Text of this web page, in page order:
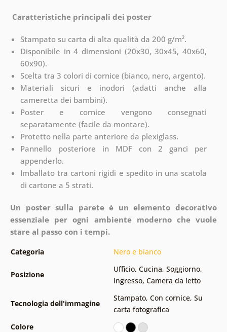
Caratteristiche principali dei poster
Stampato su carta di alta qualità da 200 g/m².
Disponibile in 4 dimensioni (20x30, 30x45, 40x60,
60x90).
Scelta tra 3 colori di cornice (bianco, nero, argento).
Materiali sicuri e inodori (adatti anche alla
cameretta dei bambini).
Poster e cornice vengono consegnati
separatamente (facile da montare).
Protetto nella parte anteriore da plexiglass.
Pannello posteriore in MDF con 2 ganci per
appenderlo.
Imballato tra cartoni rigidi e spedito in una scatola
di cartone a 5 strati.
Un poster sulla parete è un elemento decorativo
essenziale per ogni ambiente moderno che vuole
stare al passo con i tempi.
Categoria Nero e bianco
Posizione
Ufficio, Cucina, Soggiorno,
Ingresso, Camera da letto
Tecnologia dell'immagine
Stampato, Con cornice, Su
carta fotografica
Colore